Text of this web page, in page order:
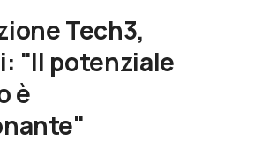
Tech3,
"Il potenziale
è